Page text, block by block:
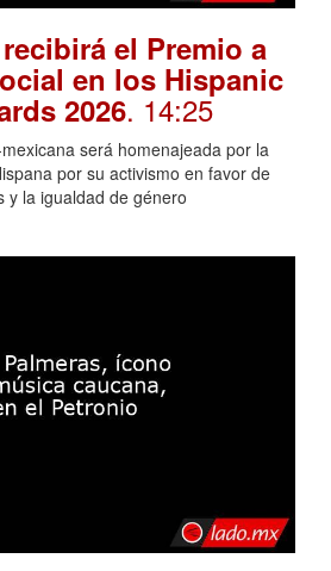
el Premio a
en los Hispanic
2026. 14:25
será homenajeada por la
por su activismo en favor de
y la igualdad de género